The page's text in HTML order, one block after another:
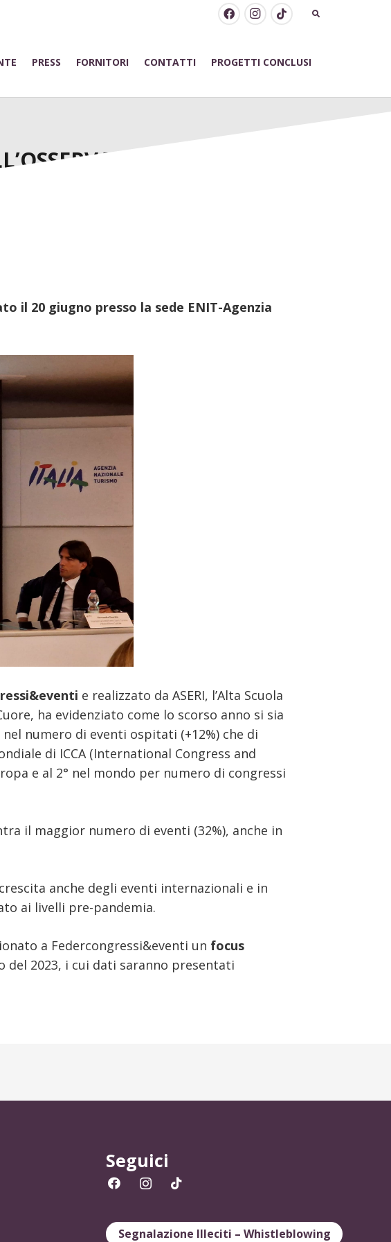
PRESS FORNITORI CONTATTI PROGETTI CONCLUSI
OICE
il 20 giugno presso la sede ENIT-Agenzia
e realizzato da ASERI, l’Alta Scuola
ha evidenziato come lo scorso anno si sia
numero di eventi ospitati (+12%) che di
di ICCA (International Congress and
e al 2° nel mondo per numero di congressi
il maggior numero di eventi (32%), anche in
anche degli eventi internazionali e in
ai livelli pre-pandemia.
a Federcongressi&eventi un focus
del 2023, i cui dati saranno presentati
Seguici
Segnalazione Illeciti – Whistleblowing